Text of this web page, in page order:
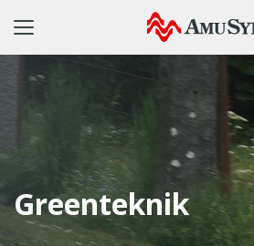
Toggle
Greenteknik